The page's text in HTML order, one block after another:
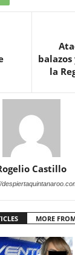
la
Castillo
MORE